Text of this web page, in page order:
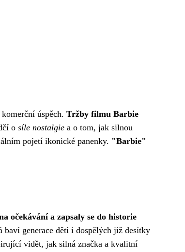
úspěch. Tržby filmu Barbie
o síle nostalgie a o tom, jak silnou
pojetí ikonické panenky. "Barbie"
očekávání a zapsaly se do historie
baví generace dětí i dospělých již desítky
vidět, jak silná značka a kvalitní